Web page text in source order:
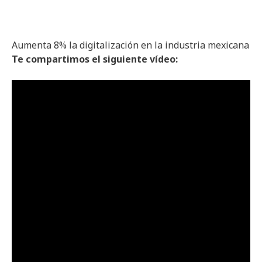
Aumenta 8% la digitalización en la industria mexicana
Te compartimos el siguiente vídeo: